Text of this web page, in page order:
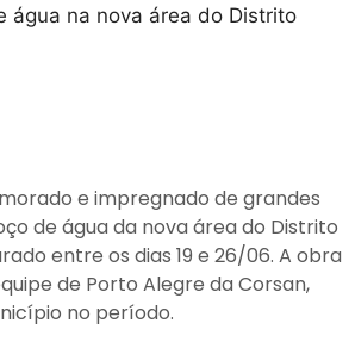
água na nova área do Distrito
e impregnado de grandes
de água da nova área do Distrito
entre os dias 19 e 26/06. A obra
de Porto Alegre da Corsan,
no período.